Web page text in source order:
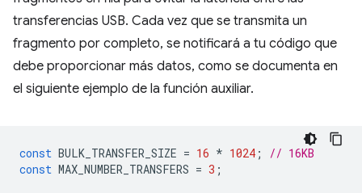
transferencias USB. Cada vez que se transmita un
fragmento por completo, se notificará a tu código que
debe proporcionar más datos, como se documenta en
el siguiente ejemplo de la función auxiliar.
const BULK_TRANSFER_SIZE = 16 * 1024 ;
// 16KB
const MAX_NUMBER_TRANSFERS = 3 ;